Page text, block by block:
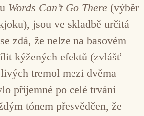
Words Can’t Go There (výběr
jsou ve skladbě určitá
zdá, že nelze na basovém
kýžených efektů (zvlášť
tremol mezi dvěma
příjemné po celé trvání
tónem přesvědčen, že